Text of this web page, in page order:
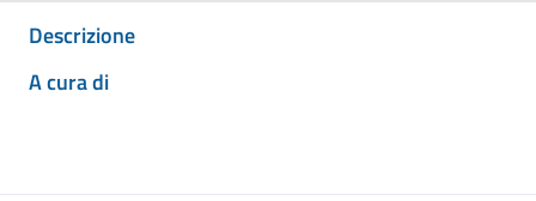
Descrizione
A cura di